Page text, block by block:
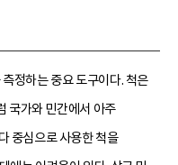
정하는 중요 도구이다. 척은
국가와 민간에서 아주
중심으로 사용한 척을